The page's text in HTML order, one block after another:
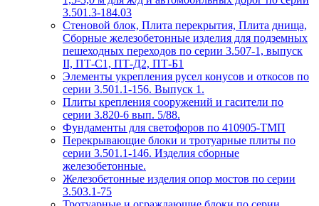
3.501.3-184.03
Стеновой блок, Плита перекрытия, Плита днища,
Сборные железобетонные изделия для подземных
пешеходных переходов по серии 3.507-1, выпуск
II, ПТ-С1, ПТ-Д2, ПТ-Б1
Элементы укрепления русел конусов и откосов по
серии 3.501.1-156. Выпуск 1.
Плиты крепления сооружений и гасители по
серии 3.820-6 вып. 5/88.
Фундаменты для светофоров по 410905-ТМП
Перекрывающие блоки и тротуарные плиты по
серии 3.501.1-146. Изделия сборные
железобетонные.
Железобетонные изделия опор мостов по серии
3.503.1-75